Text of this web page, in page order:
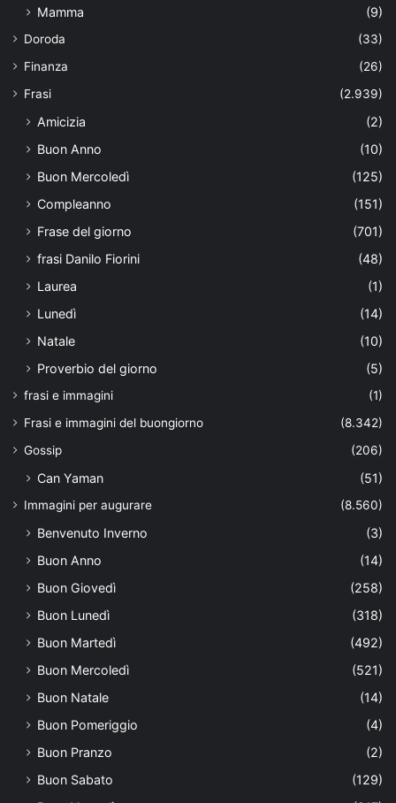
Mamma (9)
Doroda
(33)
Finanza
(26)
Frasi
(2.939)
Amicizia
(2)
Buon Anno
(10)
Buon Mercoledì
(125)
Compleanno
(151)
Frase del giorno
(701)
frasi Danilo Fiorini
(48)
Laurea
(1)
Lunedì
(14)
Natale
(10)
Proverbio del giorno
(5)
frasi e immagini
(1)
Frasi e immagini del buongiorno
(8.342)
Gossip
(206)
Can Yaman (51)
Immagini per augurare (8.560)
Benvenuto Inverno
(3)
Buon Anno
(14)
Buon Giovedì
(258)
Buon Lunedì
(318)
Buon Martedì
(492)
Buon Mercoledì
(521)
Buon Natale
(14)
Buon Pomeriggio
(4)
Buon Pranzo
(2)
Buon Sabato
(129)